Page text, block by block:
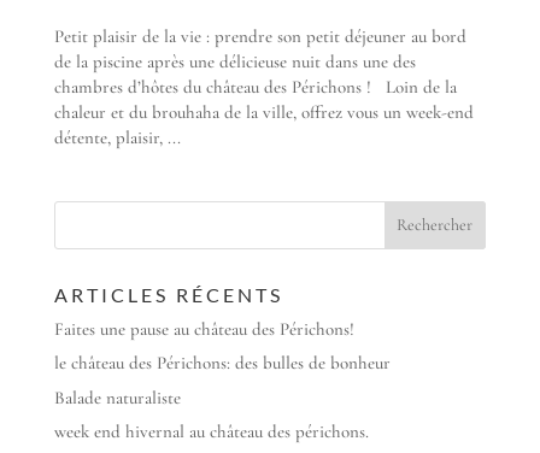
Petit plaisir de la vie : prendre son petit déjeuner au bord
de la piscine après une délicieuse nuit dans une des
chambres d’hôtes du château des Périchons ! Loin de la
chaleur et du brouhaha de la ville, offrez vous un week-end
détente, plaisir, ...
ARTICLES RÉCENTS
Faites une pause au château des Périchons!
le château des Périchons: des bulles de bonheur
Balade naturaliste
week end hivernal au château des périchons.